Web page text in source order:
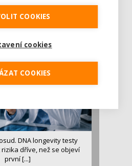
nějakou dobu rezonuje
i dlouhověkosti. Přesto
DNA longevity testy
dříve, než se objeví
první [...]
COOKIES
cookies
COOKIES